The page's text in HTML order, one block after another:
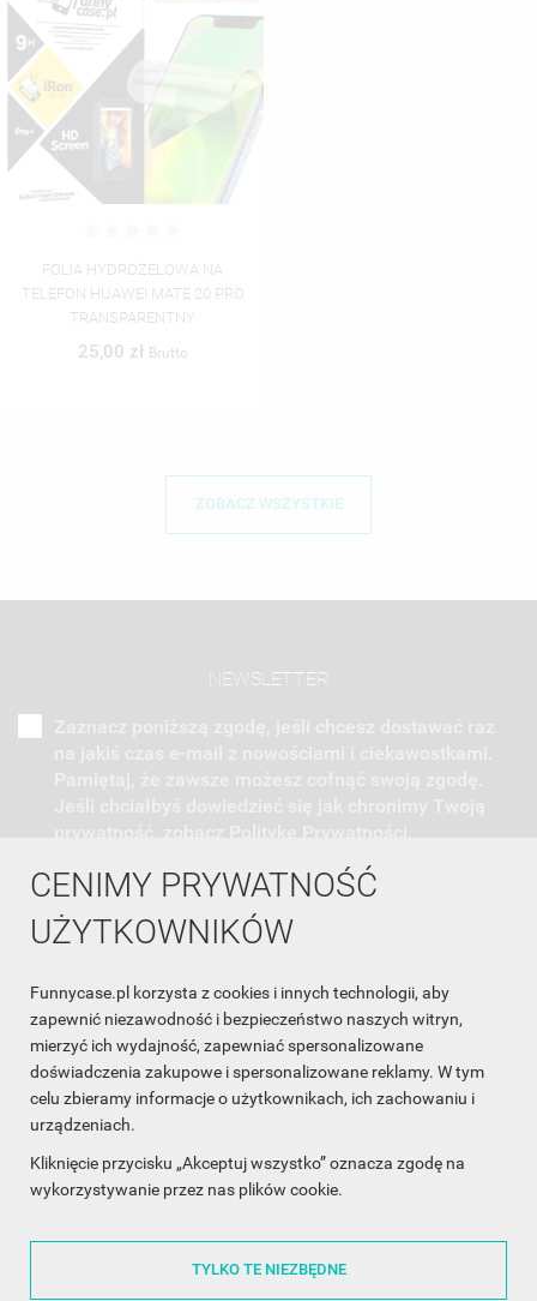
CENIMY PRYWATNOŚĆ
UŻYTKOWNIKÓW
Funnycase.pl korzysta z cookies i innych technologii, aby
zapewnić niezawodność i bezpieczeństwo naszych witryn,
mierzyć ich wydajność, zapewniać spersonalizowane
doświadczenia zakupowe i spersonalizowane reklamy. W tym
celu zbieramy informacje o użytkownikach, ich zachowaniu i
urządzeniach.
Kliknięcie przycisku „Akceptuj wszystko” oznacza zgodę na
wykorzystywanie przez nas plików cookie.
TYLKO TE NIEZBĘDNE
FOLIA HYDROŻELOWA NA
TELEFON HUAWEI MATE 20 PRO
TRANSPARENTNY
25,00 zł Brutto
ZOBACZ WSZYSTKIE
NEWSLETTER
INFORMACJA O SKLEPIE
INFORMACJE
OBSŁUGA KLIENTA
WSPÓŁPRACA
ŚLEDŹ NAS NA FACEBOOKU